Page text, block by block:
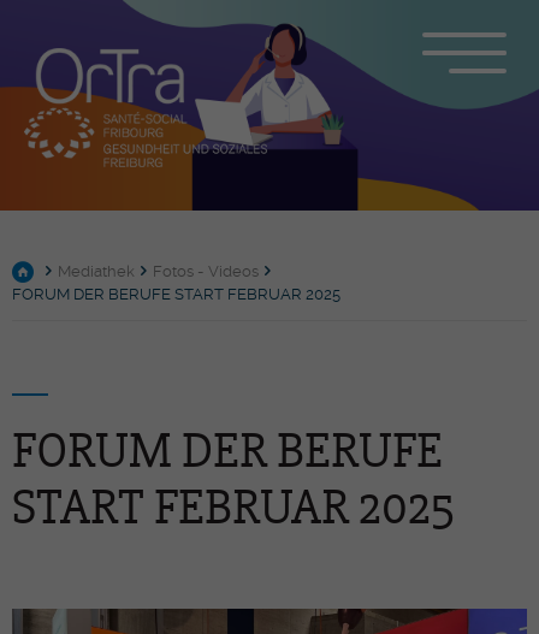
Mediathek
Fotos - Videos
FORUM DER BERUFE START FEBRUAR 2025
FORUM DER BERUFE
START FEBRUAR 2025